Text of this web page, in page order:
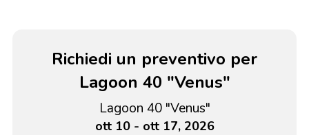
Richiedi un preventivo per
Lagoon 40 "Venus"
Lagoon 40 "Venus"
ott 10 - ott 17, 2026